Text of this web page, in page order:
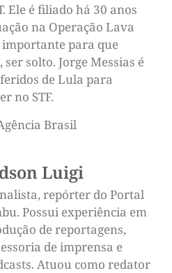
Ele é filiado há 30 anos
na Operação Lava
para que
solto. Jorge Messias é
de Lula para
no STF.
Brasil
Luigi
repórter do Portal
Possui experiência em
de reportagens,
de imprensa e
Atuou como redator